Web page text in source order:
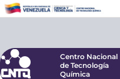
al
Centro Nacional
de Tecnología
Centro Nacional
de Tecnología
Química